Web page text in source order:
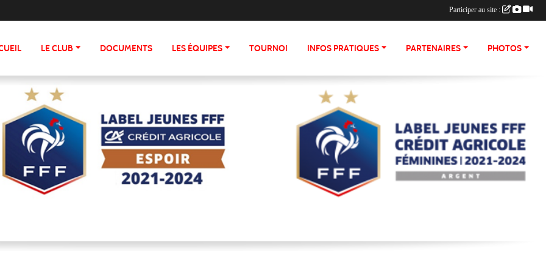
LE CLUB DOCUMENTS LES ÉQUIPES TOURNOI INFOS PRATIQUES PARTENAIRES PHOTOS
Participer au site :